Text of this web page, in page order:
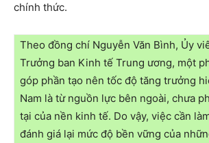
chính thức.
Theo đồng chí Nguyễn Văn Bình, Ủy
Trưởng ban Kinh tế Trung ương, một
góp phần tạo nên tốc độ tăng trưởng
Nam là từ nguồn lực bên ngoài, chưa
tại của nền kinh tế. Do vậy, việc cần
đánh giá lại mức độ bền vững của